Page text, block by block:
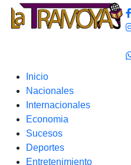
Inicio
Nacionales
Internacionales
Economia
Sucesos
Deportes
Entretenimiento